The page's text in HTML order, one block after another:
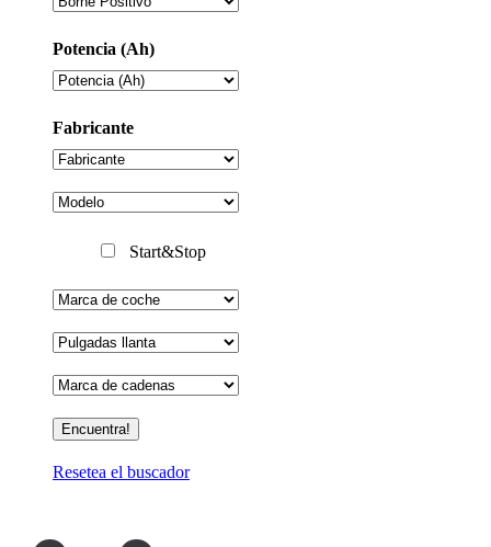
Potencia (Ah)
Fabricante
Start&Stop
Resetea el buscador